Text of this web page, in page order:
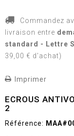
Commandez
livraison entre
standard - Lettre
39,00 € d'achat)
Imprimer
ECROUS
2
Référence: